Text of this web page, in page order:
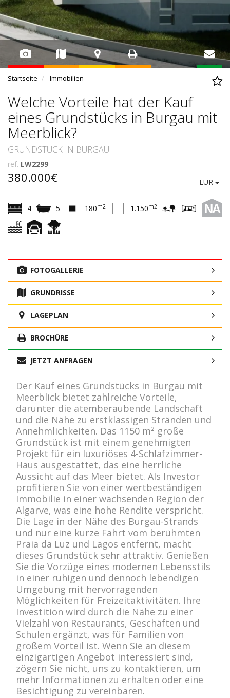
Startseite Immobilien
Welche Vorteile hat der Kauf
eines Grundstücks in Burgau mit
Meerblick?
GRUNDSTÜCK IN BURGAU
ref. LW2299
380.000€ EUR
NA
4 5 180m2 1.150m2
FOTOGALLERIE
GRUNDRISSE
LAGEPLAN
BROCHÜRE
JETZT ANFRAGEN
Der Kauf eines Grundstücks in Burgau mit
Meerblick bietet zahlreiche Vorteile,
darunter die atemberaubende Landschaft
und die Nähe zu erstklassigen Stränden und
Annehmlichkeiten. Das 1150 m² große
Grundstück ist mit einem genehmigten
Projekt für ein luxuriöses 4-Schlafzimmer-
Haus ausgestattet, das eine herrliche
Aussicht auf das Meer bietet. Als Investor
profitieren Sie von einer wertbeständigen
Immobilie in einer wachsenden Region der
Algarve, was eine hohe Rendite verspricht.
Die Lage in der Nähe des Burgau-Strands
und nur eine kurze Fahrt vom berühmten
Praia da Luz und Lagos entfernt, macht
dieses Grundstück sehr attraktiv. Genießen
Sie die Vorzüge eines modernen Lebensstils
in einer ruhigen und dennoch lebendigen
Umgebung mit hervorragenden
Möglichkeiten für Freizeitaktivitäten. Ihre
Investition wird durch die Nähe zu einer
Vielzahl von Restaurants, Geschäften und
Schulen ergänzt, was für Familien von
großem Vorteil ist. Wenn Sie an diesem
einzigartigen Angebot interessiert sind,
zögern Sie nicht, uns zu kontaktieren, um
mehr Informationen zu erhalten oder eine
Besichtigung zu vereinbaren.